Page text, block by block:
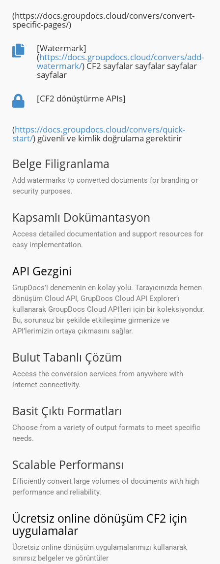
(https://docs.groupdocs.cloud/convers/convert-
specific-pages/)
[Watermark]
(https://docs.groupdocs.cloud/convers/add-
watermark/) CF2 sayfalar sayfalar sayfalar
sayfalar
[CF2 dönüştürme APIs]
(https://docs.groupdocs.cloud/convers/quick-
start/) güvenli ve kimlik doğrulama gerektirir
Belge Filigranlama
Add watermarks to converted documents for branding or
security purposes.
Kapsamlı Dokümantasyon
Access detailed documentation and support resources for
easy implementation.
API Gezgini
GrupDocs’i denemenin en kolay yolu. Tarayıcınızda hemen
dönüşüm Cloud API, GrupDocs Cloud API Explorer’ı
kullanarak GroupDocs Cloud API’leri için bir koleksiyondur.
Bu, sorunsuz bir şekilde etkileşime girmenize ve
API’lerimizin ortaya çıkmasını sağlar.
Bulut Tabanlı Çözüm
Access the conversion services from anywhere with
internet connectivity.
Basit Çıktı Formatları
Choose from a variety of output formats to meet specific
needs.
Scalable Performansı
Efficiently convert large volumes of documents with high
performance and reliability.
Ücretsiz online dönüşüm CF2 için
uygulamalar
Ücretsiz online dönüşüm uygulamalarımızı kullanarak
sınırsız belgeler ve görüntüler